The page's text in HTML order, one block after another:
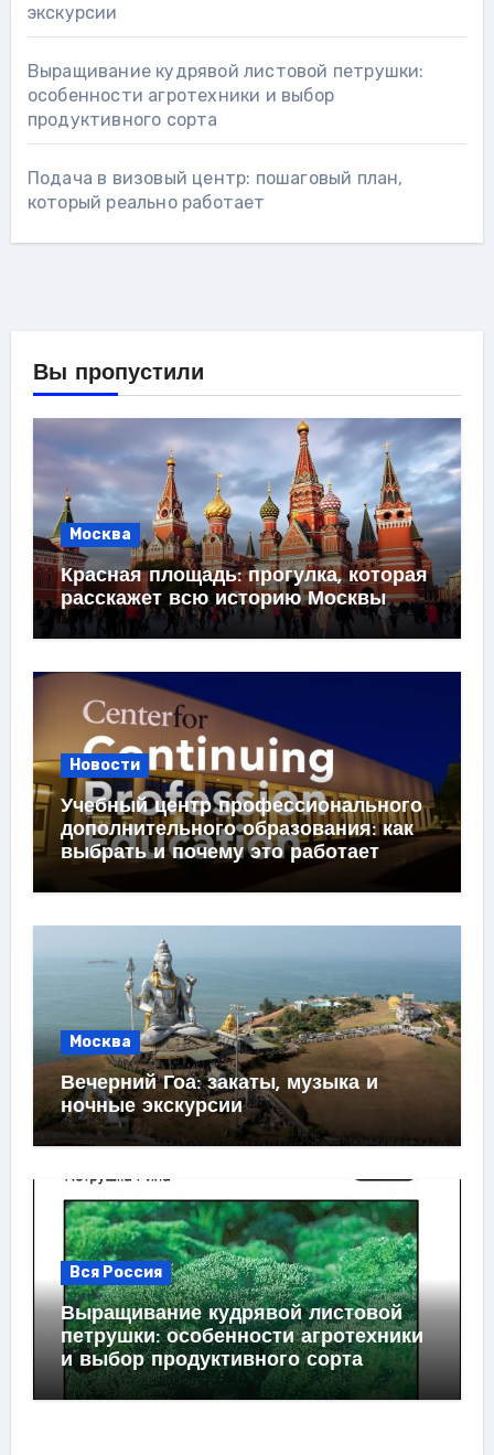
экскурсии
Выращивание кудрявой листовой петрушки:
особенности агротехники и выбор
продуктивного сорта
Подача в визовый центр: пошаговый план,
который реально работает
Вы пропустили
Москва
Красная площадь: прогулка, которая
расскажет всю историю Москвы
Новости
Учебный центр профессионального
дополнительного образования: как
выбрать и почему это работает
Москва
Вечерний Гоа: закаты, музыка и
ночные экскурсии
Вся Россия
Выращивание кудрявой листовой
петрушки: особенности агротехники
и выбор продуктивного сорта